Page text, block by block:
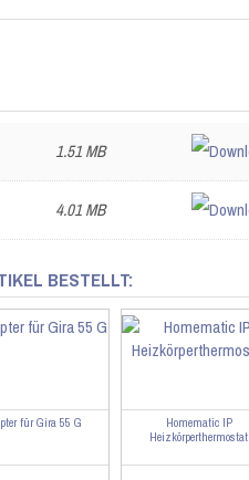
1.51 MB
4.01 MB
BESTELLT:
für Gira 55 G
Homematic IP
Heizkörperthermostat